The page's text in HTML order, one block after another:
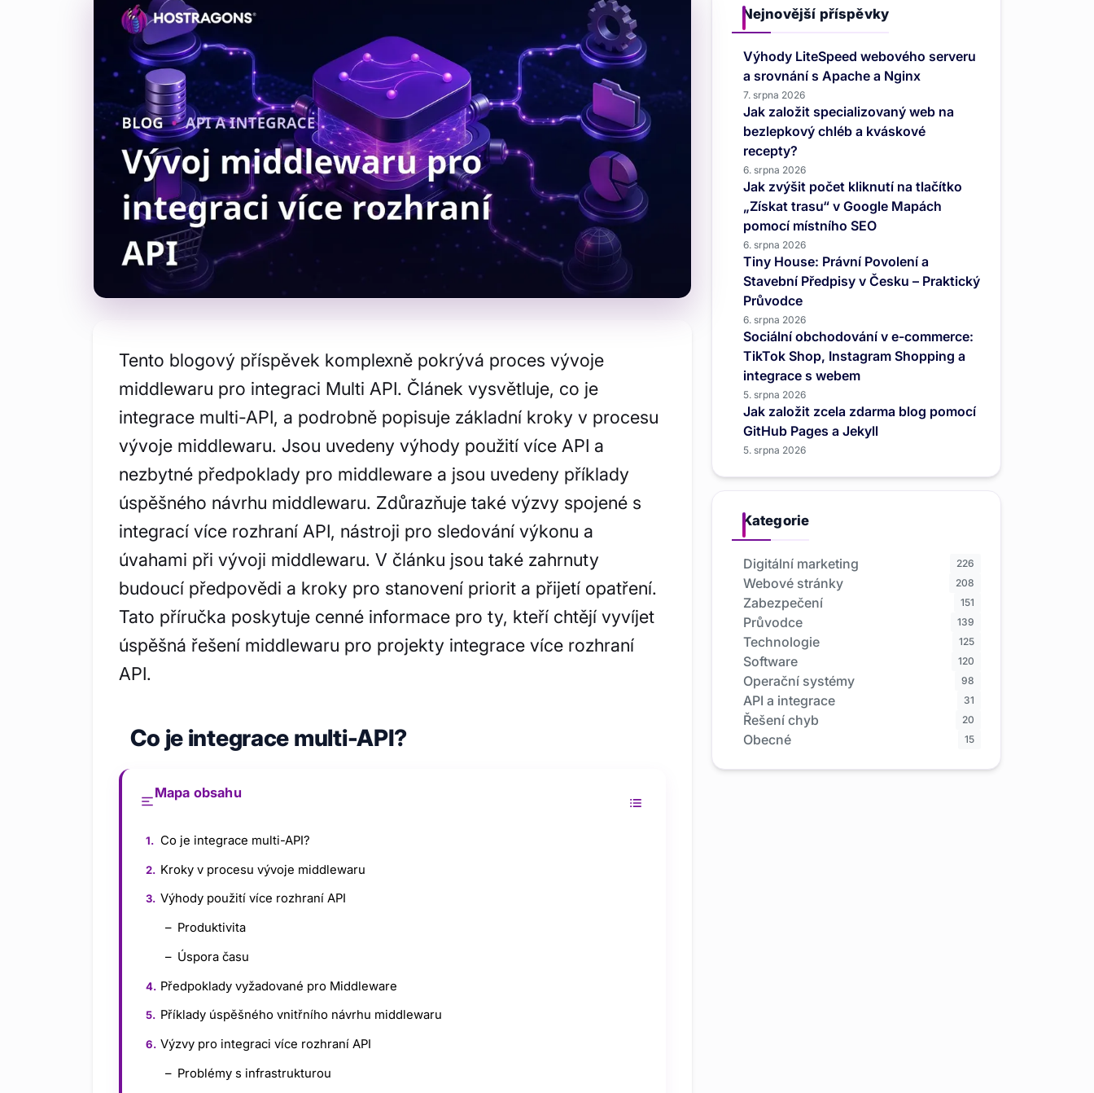
Tento blogový příspěvek komplexně pokrývá proces vývoje
middlewaru pro integraci Multi API. Článek vysvětluje, co je
integrace multi-API, a podrobně popisuje základní kroky v procesu
vývoje middlewaru. Jsou uvedeny výhody použití více API a
nezbytné předpoklady pro middleware a jsou uvedeny příklady
úspěšného návrhu middlewaru. Zdůrazňuje také výzvy spojené s
integrací více rozhraní API, nástroji pro sledování výkonu a
úvahami při vývoji middlewaru. V článku jsou také zahrnuty
budoucí předpovědi a kroky pro stanovení priorit a přijetí opatření.
Tato příručka poskytuje cenné informace pro ty, kteří chtějí vyvíjet
úspěšná řešení middlewaru pro projekty integrace více rozhraní
API.
Co je integrace multi-API?
Mapa obsahu
Co je integrace multi-API?
Kroky v procesu vývoje middlewaru
Výhody použití více rozhraní API
Produktivita
Úspora času
Předpoklady vyžadované pro Middleware
Příklady úspěšného vnitřního návrhu middlewaru
Výzvy pro integraci více rozhraní API
Problémy s infrastrukturou
Nejnovější příspěvky
Výhody LiteSpeed webového serveru
a srovnání s Apache a Nginx
7. srpna 2026
Jak založit specializovaný web na
bezlepkový chléb a kváskové
recepty?
6. srpna 2026
Jak zvýšit počet kliknutí na tlačítko
„Získat trasu“ v Google Mapách
pomocí místního SEO
6. srpna 2026
Tiny House: Právní Povolení a
Stavební Předpisy v Česku – Praktický
Průvodce
6. srpna 2026
Sociální obchodování v e-commerce:
TikTok Shop, Instagram Shopping a
integrace s webem
5. srpna 2026
Jak založit zcela zdarma blog pomocí
GitHub Pages a Jekyll
5. srpna 2026
Kategorie
Digitální marketing 226
Webové stránky 208
Zabezpečení 151
Průvodce 139
Technologie 125
Software 120
Operační systémy 98
API a integrace 31
Řešení chyb 20
Obecné 15